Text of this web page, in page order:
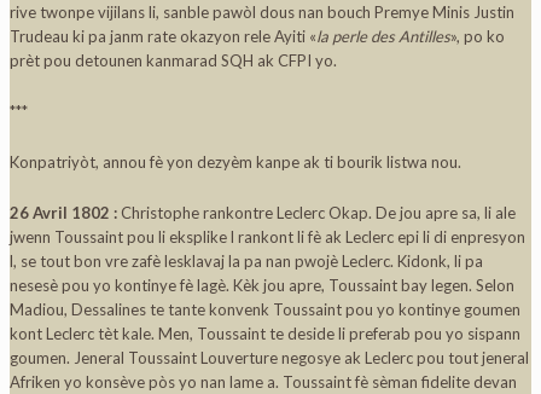
rive twonpe vijilans li, sanble pawòl dous nan bouch Premye Minis Justin
Trudeau ki pa janm rate okazyon rele Ayiti «la perle des Antilles», po ko
prèt pou detounen kanmarad SQH ak CFPI yo.
***
Konpatriyòt, annou fè yon dezyèm kanpe ak ti bourik listwa nou.
26 Avril 1802 : Christophe rankontre Leclerc Okap. De jou apre sa, li ale
jwenn Toussaint pou li eksplike l rankont li fè ak Leclerc epi li di enpresyon
l, se tout bon vre zafè lesklavaj la pa nan pwojè Leclerc. Kidonk, li pa
nesesè pou yo kontinye fè lagè. Kèk jou apre, Toussaint bay legen. Selon
Madiou, Dessalines te tante konvenk Toussaint pou yo kontinye goumen
kont Leclerc tèt kale. Men, Toussaint te deside li preferab pou yo sispann
goumen. Jeneral Toussaint Louverture negosye ak Leclerc pou tout jeneral
Afriken yo konsève pòs yo nan lame a. Toussaint fè sèman fidelite devan